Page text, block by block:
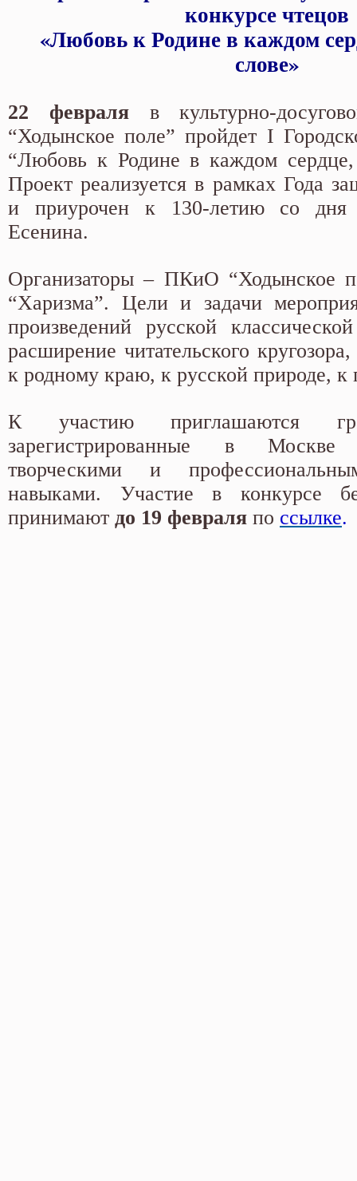
конкурсе чтецов
«Любовь к Родине в каждом
слове»
22 февраляв культурно-
“Ходынское поле” пройдет I
“Любовь к Родине в каждом
Проект реализуется в рамках Года
и приурочен к 130-летию со дня
Есенина.
Организаторы – ПКиО “Ходынское
“Харизма”. Цели и задачи
произведений русской
расширение читательского
к родному краю, к русской природе, к
К участию приглашаются
зарегистрированные в
творческими и
навыками. Участие в конкурсе
принимают до 19 февраля по ссылке.